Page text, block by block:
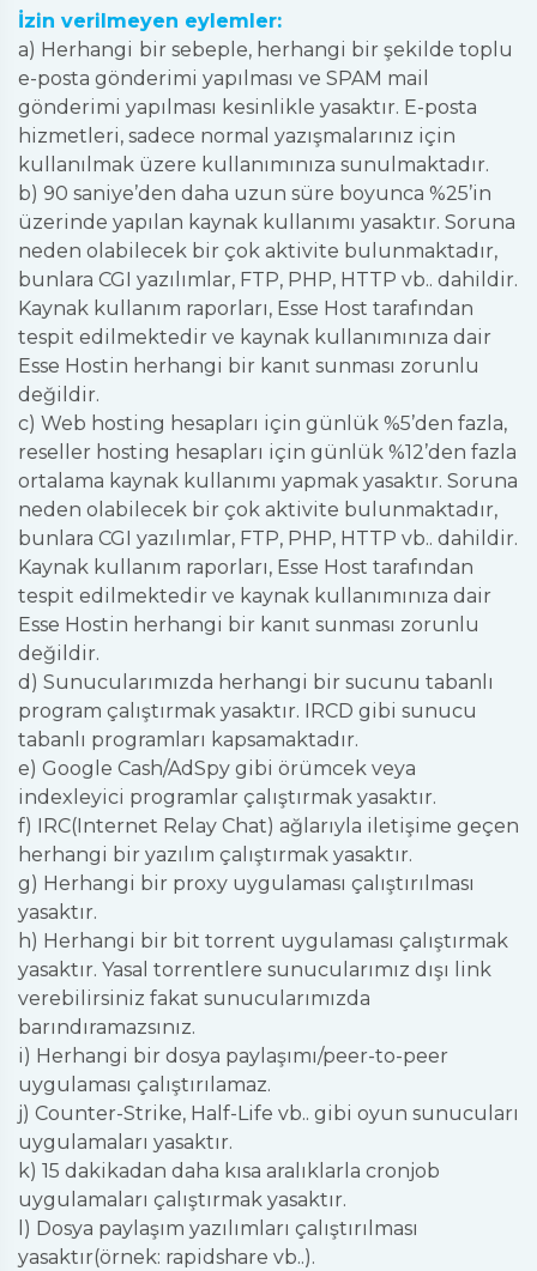
İzin verilmeyen eylemler:
a) Herhangi bir sebeple, herhangi bir şekilde toplu
e-posta gönderimi yapılması ve SPAM mail
gönderimi yapılması kesinlikle yasaktır. E-posta
hizmetleri, sadece normal yazışmalarınız için
kullanılmak üzere kullanımınıza sunulmaktadır.
b) 90 saniye’den daha uzun süre boyunca %25’in
üzerinde yapılan kaynak kullanımı yasaktır. Soruna
neden olabilecek bir çok aktivite bulunmaktadır,
bunlara CGI yazılımlar, FTP, PHP, HTTP vb.. dahildir.
Kaynak kullanım raporları, Esse Host tarafından
tespit edilmektedir ve kaynak kullanımınıza dair
Esse Hostin herhangi bir kanıt sunması zorunlu
değildir.
c) Web hosting hesapları için günlük %5’den fazla,
reseller hosting hesapları için günlük %12’den fazla
ortalama kaynak kullanımı yapmak yasaktır. Soruna
neden olabilecek bir çok aktivite bulunmaktadır,
bunlara CGI yazılımlar, FTP, PHP, HTTP vb.. dahildir.
Kaynak kullanım raporları, Esse Host tarafından
tespit edilmektedir ve kaynak kullanımınıza dair
Esse Hostin herhangi bir kanıt sunması zorunlu
değildir.
d) Sunucularımızda herhangi bir sucunu tabanlı
program çalıştırmak yasaktır. IRCD gibi sunucu
tabanlı programları kapsamaktadır.
e) Google Cash/AdSpy gibi örümcek veya
indexleyici programlar çalıştırmak yasaktır.
f) IRC(Internet Relay Chat) ağlarıyla iletişime geçen
herhangi bir yazılım çalıştırmak yasaktır.
g) Herhangi bir proxy uygulaması çalıştırılması
yasaktır.
h) Herhangi bir bit torrent uygulaması çalıştırmak
yasaktır. Yasal torrentlere sunucularımız dışı link
verebilirsiniz fakat sunucularımızda
barındıramazsınız.
i) Herhangi bir dosya paylaşımı/peer-to-peer
uygulaması çalıştırılamaz.
j) Counter-Strike, Half-Life vb.. gibi oyun sunucuları
uygulamaları yasaktır.
k) 15 dakikadan daha kısa aralıklarla cronjob
uygulamaları çalıştırmak yasaktır.
l) Dosya paylaşım yazılımları çalıştırılması
yasaktır(örnek: rapidshare vb..).